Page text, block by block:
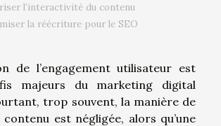
l’interactivité du contenu
la réécriture pour le SEO
de l’engagement utilisateur est
majeurs du marketing digital
trop souvent, la manière de
est négligée, alors qu’une